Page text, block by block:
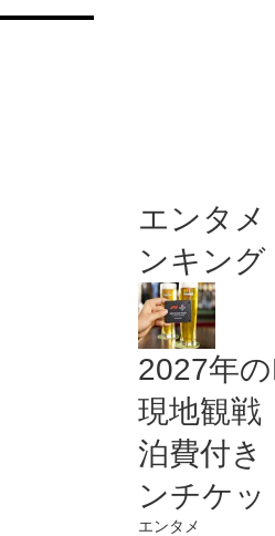
エンタメ
ンキング
2027年
現地観戦
泊費付き
ンチケッ
エンタメ